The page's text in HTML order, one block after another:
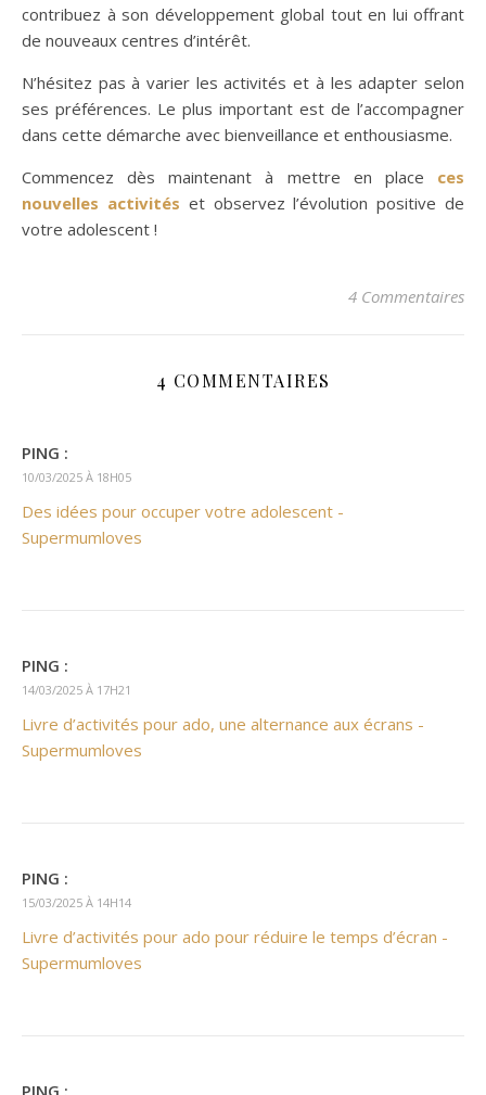
contribuez à son développement global tout en lui offrant
de nouveaux centres d’intérêt.
N’hésitez pas à varier les activités et à les adapter selon
ses préférences. Le plus important est de l’accompagner
dans cette démarche avec bienveillance et enthousiasme.
Commencez dès maintenant à mettre en place ces
nouvelles activités et observez l’évolution positive de
votre adolescent !
4 Commentaires
4 COMMENTAIRES
PING :
10/03/2025 À 18H05
Des idées pour occuper votre adolescent -
Supermumloves
PING :
14/03/2025 À 17H21
Livre d’activités pour ado, une alternance aux écrans -
Supermumloves
PING :
15/03/2025 À 14H14
Livre d’activités pour ado pour réduire le temps d’écran -
Supermumloves
PING :